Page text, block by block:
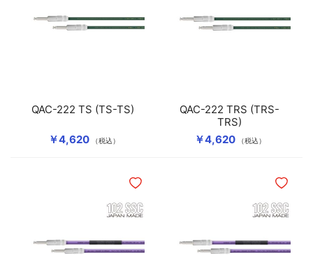
￥4,620 （税込）
QAC-222 TS (TS-TS)
￥4,620 （税込）
QAC-222 TRS (TRS-
TRS)
ほしいものリストに追加 ほしい